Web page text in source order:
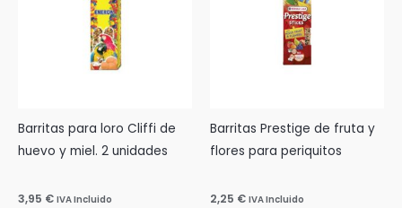
Barritas para loro Cliffi de
huevo y miel. 2 unidades
3,95 € IVA Incluido
Barritas Prestige de fruta y
flores para periquitos
2,25 € IVA Incluido